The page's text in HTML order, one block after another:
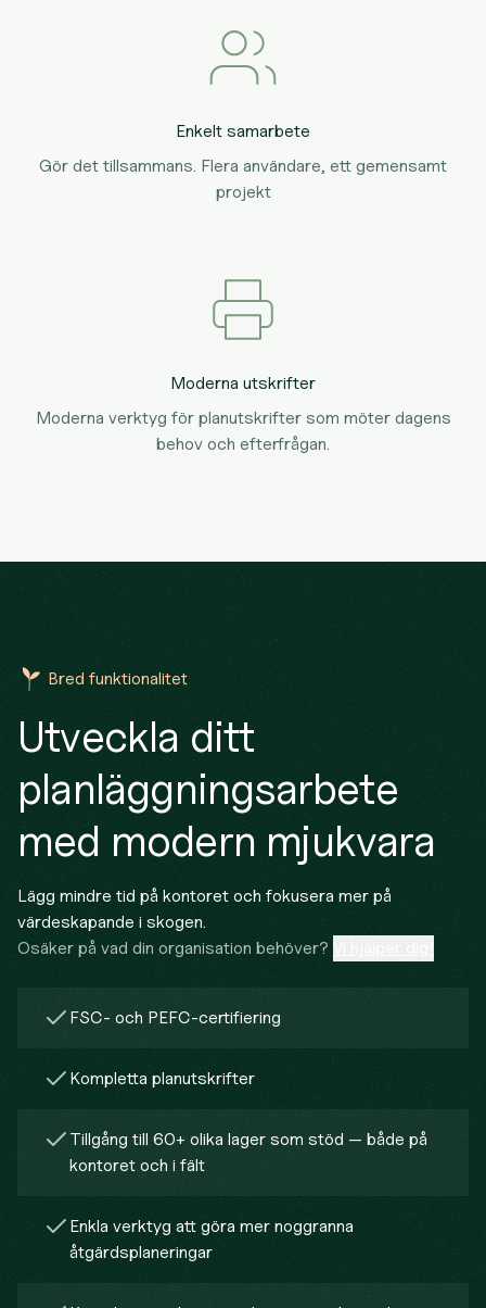
Enkelt samarbete
Gör det tillsammans. Flera användare, ett gemensamt
projekt
Moderna utskrifter
Moderna verktyg för planutskrifter som möter dagens
behov och efterfrågan.
Bred funktionalitet
Utveckla ditt
planläggningsarbete
med modern mjukvara
Lägg mindre tid på kontoret och fokusera mer på
värdeskapande i skogen.
Osäker på vad din organisation behöver?
FSC- och PEFC-certifiering
Kompletta planutskrifter
Tillgång till 60+ olika lager som stöd — både på
kontoret och i fält
Enkla verktyg att göra mer noggranna
åtgärdsplaneringar